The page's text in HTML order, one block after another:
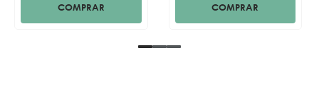
COMPRAR COMPRAR